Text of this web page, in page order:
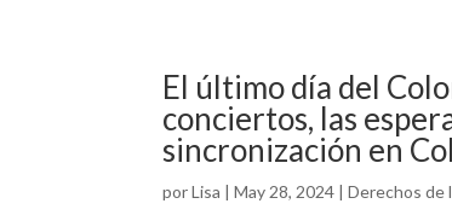
El último día del
conciertos, las
sincronización en
porLisa |May 28, 2024 |Derechos de